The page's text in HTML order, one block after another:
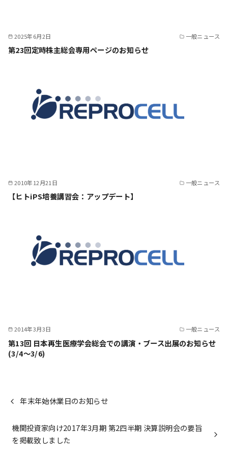
2025年6月2日 一般ニュース
第23回定時株主総会専用ページのお知らせ
2010年12月21日 一般ニュース
【ヒトiPS培養講習会：アップデート】
2014年3月3日 一般ニュース
第13回 日本再生医療学会総会での講演・ブース出展のお知らせ
(3/4～3/6)
年末年始休業日のお知らせ
機関投資家向け2017年3月期 第2四半期 決算説明会の要旨
を掲載致しました